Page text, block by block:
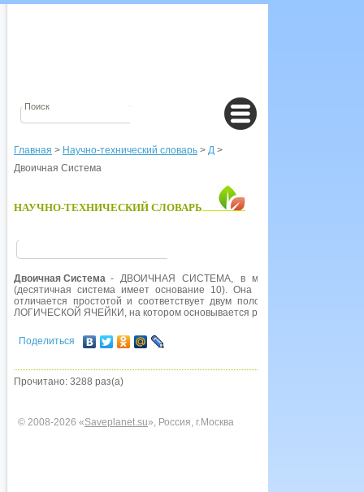
Главная > Научно-технический словарь > Д >
Двоичная Система
НАУЧНО-ТЕХНИЧЕСКИЙ СЛОВАРЬ
Двоичная Система - ДВОИЧНАЯ СИСТЕМА, в математике -
(десятичная система имеет основание 10). Она наиболее пригодна
отличается простотой и соответствует двум положениям
ЛОГИЧЕСКОЙ ЯЧЕЙКИ, на котором основывается работа компьютера.
Поделиться
Прочитано: 3288 раз(а)
© 2008-2026 «Saveplanet.su», Россия, г.Москва